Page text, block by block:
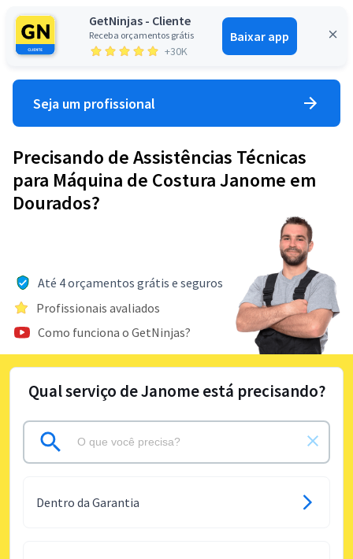
GetNinjas - Cliente
Receba orçamentos grátis
+30K
Baixar app
Entrar
Seja um profissional
Precisando de Assistências Técnicas
para Máquina de Costura Janome em
Dourados?
Até 4 orçamentos grátis e seguros
Profissionais avaliados
Como funciona o GetNinjas?
Qual serviço de Janome está precisando?
Dentro da Garantia